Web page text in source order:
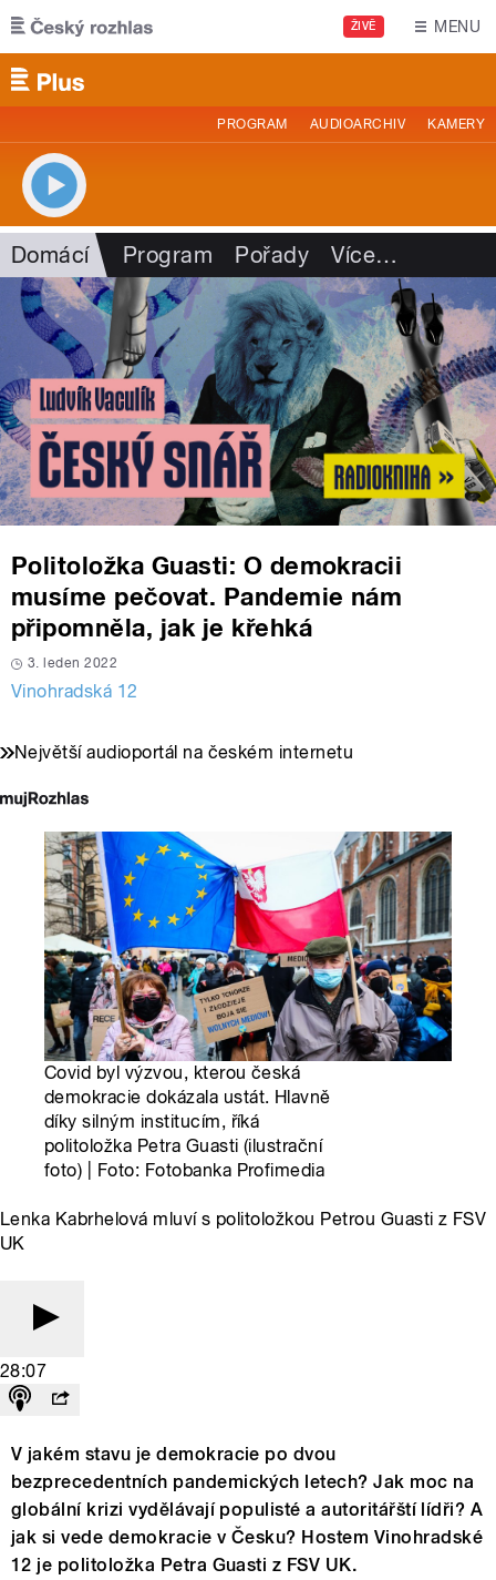
Přejít k hlavnímu obsahu
ŽIVĚ MENU
PROGRAM AUDIOARCHIV KAMERY
Domácí Program Pořady Více…
Politoložka Guasti: O demokracii
musíme pečovat. Pandemie nám
připomněla, jak je křehká
3. leden 2022
Vinohradská 12
Největší audioportál na českém internetu
Covid byl výzvou, kterou česká
demokracie dokázala ustát. Hlavně
díky silným institucím, říká
politoložka Petra Guasti (ilustrační
foto) | Foto: Fotobanka Profimedia
Lenka Kabrhelová mluví s politoložkou Petrou Guasti z FSV
UK
28:07
V jakém stavu je demokracie po dvou
bezprecedentních pandemických letech? Jak moc na
globální krizi vydělávají populisté a autoritářští lídři? A
jak si vede demokracie v Česku? Hostem Vinohradské
12 je politoložka Petra Guasti z FSV UK.